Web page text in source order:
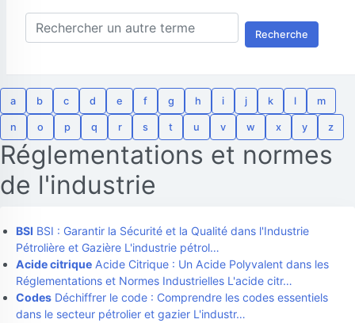
Recherche
a b c d e f g h i j k l m
n o p q r s t u v w x y z
Réglementations et normes
de l'industrie
BSI BSI : Garantir la Sécurité et la Qualité dans l'Industrie
Pétrolière et Gazière L'industrie pétrol…
Acide citrique Acide Citrique : Un Acide Polyvalent dans les
Réglementations et Normes Industrielles L'acide citr…
Codes Déchiffrer le code : Comprendre les codes essentiels
dans le secteur pétrolier et gazier L'industr…